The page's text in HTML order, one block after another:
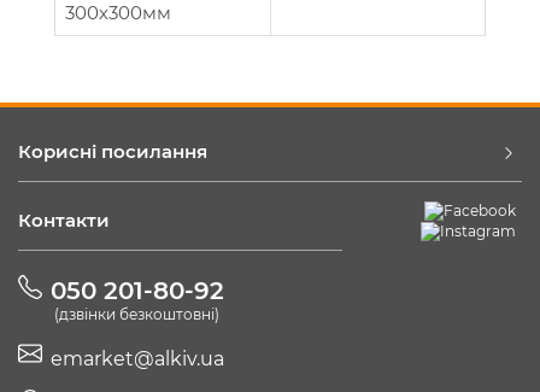
300х300мм
Корисні посилання
Контакти
050 201-80-92
(дзвінки безкоштовні)
emarket@alkiv.ua